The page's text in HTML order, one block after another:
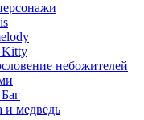
Kitty
небожителей
медведь